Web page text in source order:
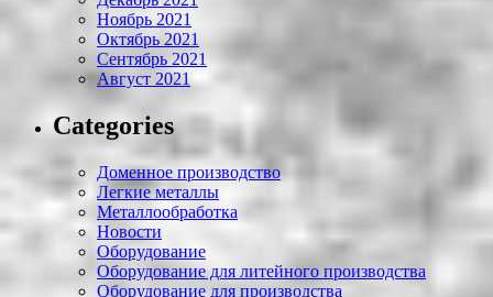
Ноябрь 2021
Октябрь 2021
Сентябрь 2021
Август 2021
Categories
Доменное производство
Легкие металлы
Металлообработка
Новости
Оборудование
Оборудование для литейного производства
Оборудование для производства